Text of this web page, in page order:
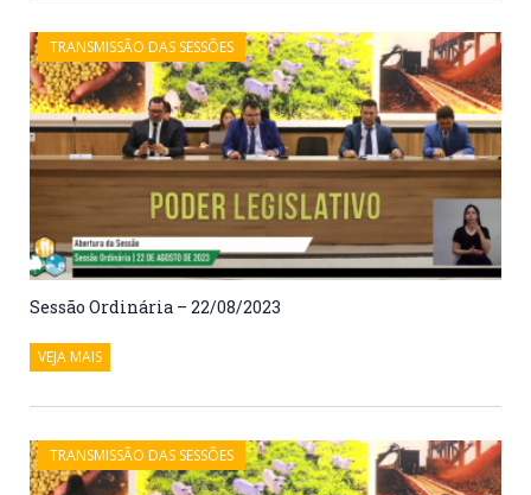
TRANSMISSÃO DAS SESSÕES
Sessão Ordinária – 22/08/2023
VEJA MAIS
TRANSMISSÃO DAS SESSÕES